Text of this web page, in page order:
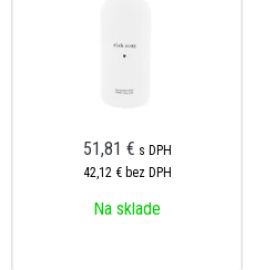
51,81 € s DPH
42,12 € bez DPH
Na sklade